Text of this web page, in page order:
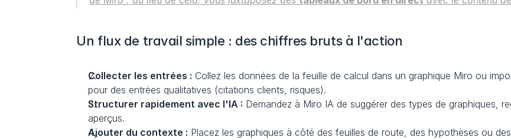
Un flux de travail simple : des chiffres bruts à l'action
Collecter les entrées : Collez les données de la feuille de calcul dans un graphique Miro ou
pour des entrées qualitatives (citations clients, risques).
Structurer rapidement avec l'IA : Demandez à Miro IA de suggérer des types de graphiques,
aperçus.
Ajouter du contexte : Placez les graphiques à côté des feuilles de route, des hypothèses ou